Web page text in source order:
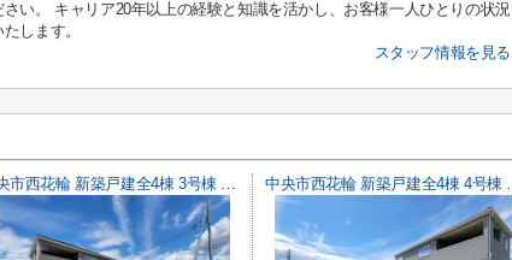
い。 キャリア20年以上の経験と知識を活かし、お客様一人ひとりの状況
します。
スタッフ情報を見る